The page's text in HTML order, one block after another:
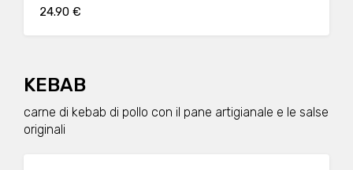
24.90 €
KEBAB
carne di kebab di pollo con il pane artigianale e le salse
originali